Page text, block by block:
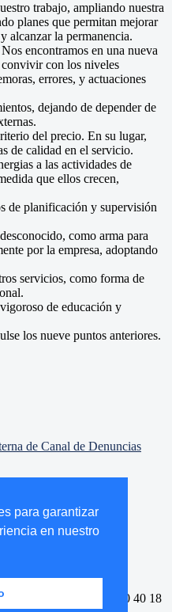
para garantizar
en nuestro
trabajo, ampliando nuestra
planes que permitan mejorar
alcanzar la permanencia.
encontramos en una nueva
con los niveles
errores, y actuaciones
dejando de depender de
del precio. En su lugar,
de calidad en el servicio.
a las actividades de
que ellos crecen,
de planificación y supervisión
como arma para
por la empresa, adoptando
servicios, como forma de
de educación y
los nueve puntos anteriores.
de Canal de Denuncias
45 38 33
Fax: 952 20 40 18